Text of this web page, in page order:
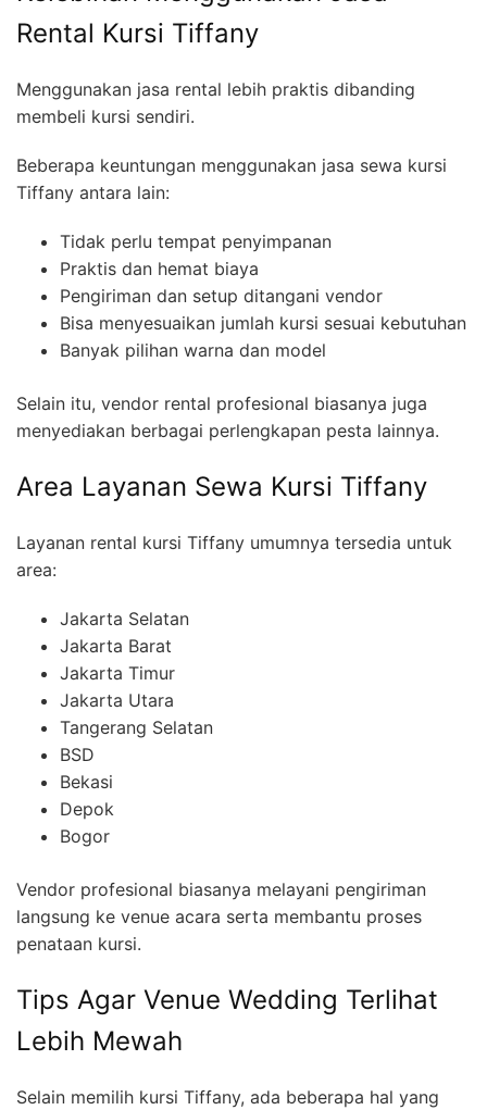
Rental Kursi Tiffany
Menggunakan jasa rental lebih praktis dibanding
membeli kursi sendiri.
Beberapa keuntungan menggunakan jasa sewa kursi
Tiffany antara lain:
Tidak perlu tempat penyimpanan
Praktis dan hemat biaya
Pengiriman dan setup ditangani vendor
Bisa menyesuaikan jumlah kursi sesuai kebutuhan
Banyak pilihan warna dan model
Selain itu, vendor rental profesional biasanya juga
menyediakan berbagai perlengkapan pesta lainnya.
Area Layanan Sewa Kursi Tiffany
Layanan rental kursi Tiffany umumnya tersedia untuk
area:
Jakarta Selatan
Jakarta Barat
Jakarta Timur
Jakarta Utara
Tangerang Selatan
BSD
Bekasi
Depok
Bogor
Vendor profesional biasanya melayani pengiriman
langsung ke venue acara serta membantu proses
penataan kursi.
Tips Agar Venue Wedding Terlihat
Lebih Mewah
Selain memilih kursi Tiffany, ada beberapa hal yang